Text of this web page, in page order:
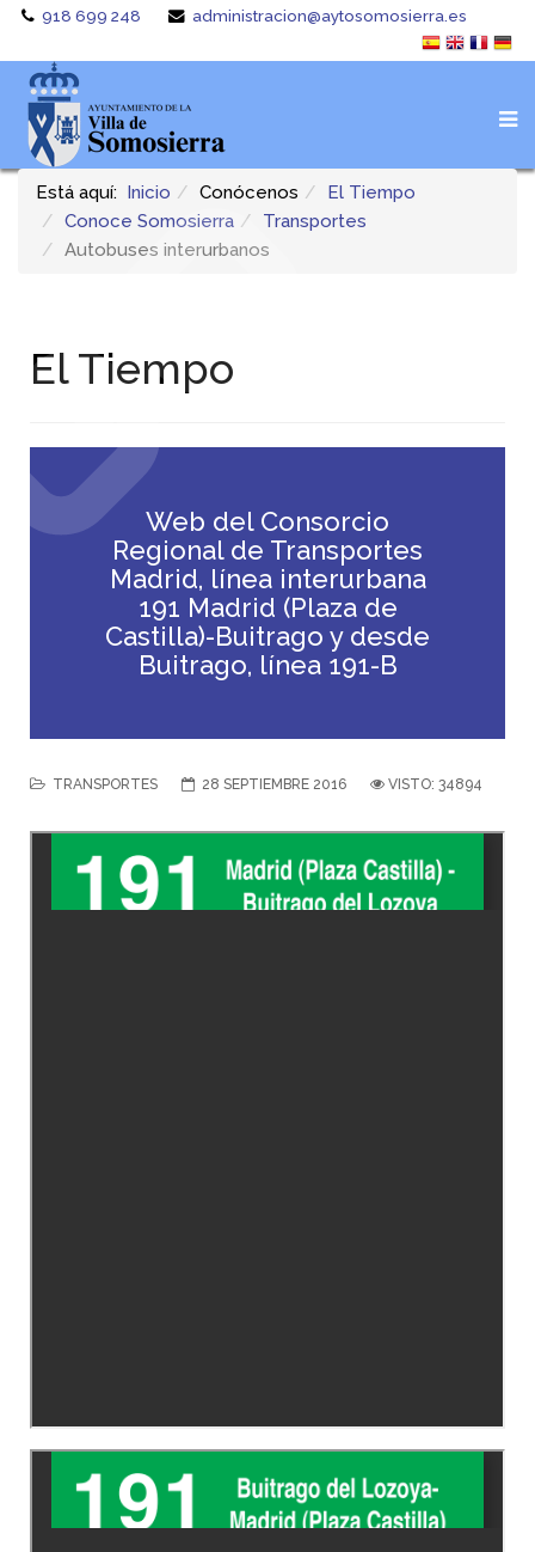
918 699 248 administracion@aytosomosierra.es
Está aquí: Inicio Conócenos
El Tiempo
Conoce Somosierra
Transportes
Autobuses interurbanos
El Tiempo
Web del Consorcio
Regional de Transportes
Madrid, línea interurbana
191 Madrid (Plaza de
Castilla)-Buitrago y desde
Buitrago, línea 191-B
TRANSPORTES 28 SEPTIEMBRE 2016 VISTO: 34894